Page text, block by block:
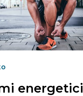
energetici